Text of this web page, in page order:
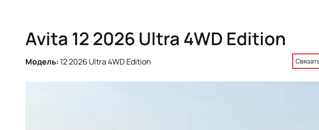
Avita 12 2026 Ultra 4WD Edition
Модель: 12 2026 Ultra 4WD Edition